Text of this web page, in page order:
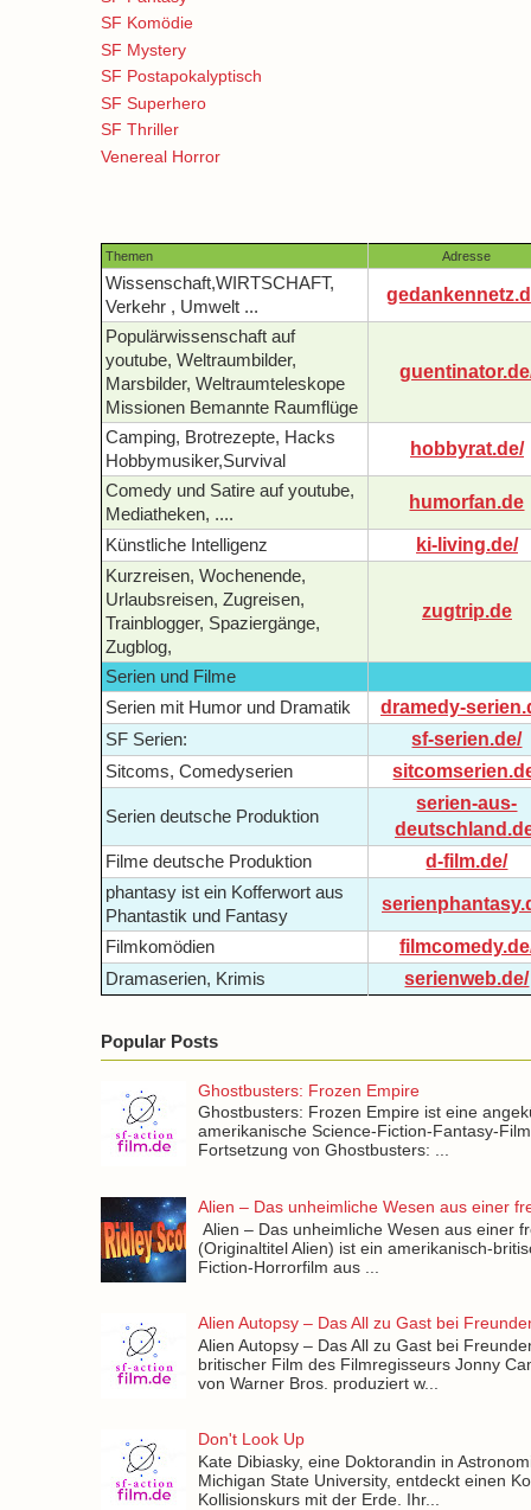
SF Komödie
SF Mystery
SF Postapokalyptisch
SF Superhero
SF Thriller
Venereal Horror
Themen Adresse
Wissenschaft,WIRTSCHAFT,
Verkehr , Umwelt ...
Populärwissenschaft auf
youtube, Weltraumbilder,
Marsbilder, Weltraumteleskope
Missionen Bemannte Raumflüge
Camping, Brotrezepte, Hacks
Hobbymusiker,Survival
hobbyrat.de/
Comedy und Satire auf youtube,
Mediatheken, ....
humorfan.de
Künstliche Intelligenz ki-living.de/
Kurzreisen, Wochenende,
Urlaubsreisen, Zugreisen,
Trainblogger, Spaziergänge,
Zugblog,
zugtrip.de
Serien und Filme
Serien mit Humor und Dramatik
dramedy-
SF Serien: sf-serien.de/
Sitcoms, Comedyserien
Serien deutsche Produktion
serien-aus-
Filme deutsche Produktion d-film.de/
phantasy ist ein Kofferwort aus
Phantastik und Fantasy
Filmkomödien
Dramaserien, Krimis serienweb.de/
Popular Posts
Ghostbusters: Frozen Empire
Ghostbusters: Frozen Empire ist eine
amerikanische Science-Fiction-Fantasy-
Fortsetzung von Ghostbusters: ...
Alien – Das unheimliche Wesen aus einer
Alien – Das unheimliche Wesen aus einer
(Originaltitel Alien) ist ein amerikanisch-
Fiction-Horrorfilm aus ...
Alien Autopsy – Das All zu Gast bei
Alien Autopsy – Das All zu Gast bei
britischer Film des Filmregisseurs Jonny
von Warner Bros. produziert w...
Don't Look Up
Kate Dibiasky, eine Doktorandin in
Michigan State University, entdeckt einen
Kollisionskurs mit der Erde. Ihr...